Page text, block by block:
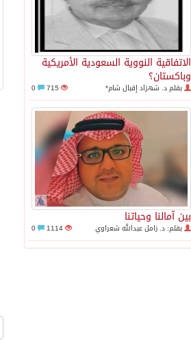
الاتفاقية النووية السعودية الأمريكية
وباكستان؟
بقلم د. شهزاد إقبال شام* 715
بين آمالنا وحياتنا
بقلم: د. زامل عبدالله شعراوي 1114